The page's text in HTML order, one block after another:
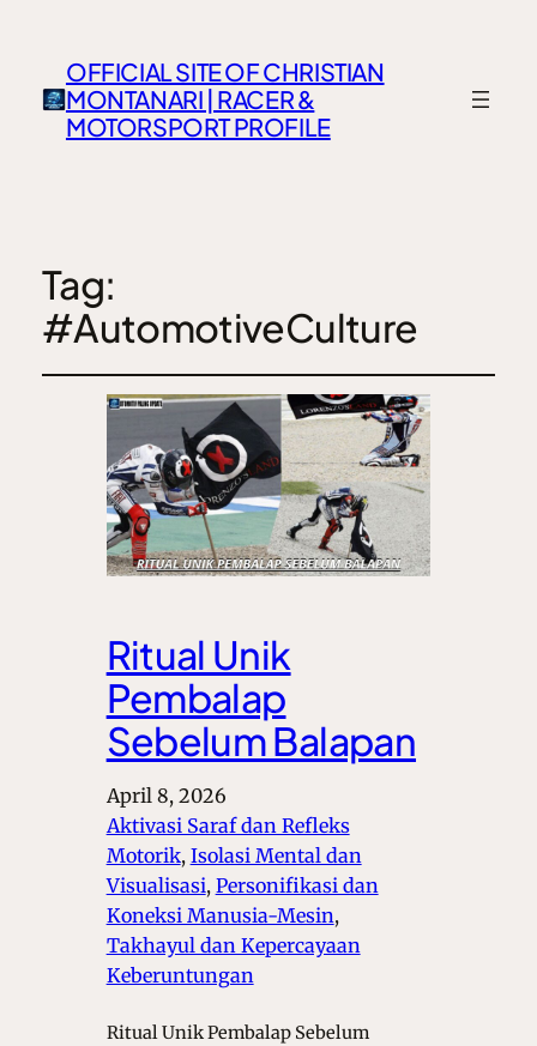
OFFICIAL SITE OF CHRISTIAN
MONTANARI | RACER &
MOTORSPORT PROFILE
Tag:
#AutomotiveCulture
Ritual Unik
Pembalap
Sebelum Balapan
April 8, 2026
Aktivasi Saraf dan Refleks
Motorik, Isolasi Mental dan
Visualisasi, Personifikasi dan
Koneksi Manusia-Mesin ,
Takhayul dan Kepercayaan
Keberuntungan
Ritual Unik Pembalap Sebelum